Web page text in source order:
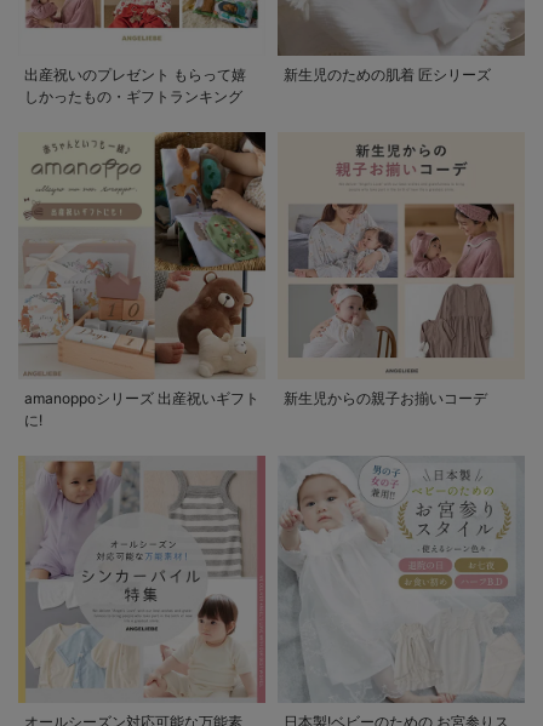
出産祝いのプレゼント もらって嬉
しかったもの・ギフトランキング
新生児のための肌着 匠シリーズ
amanoppoシリーズ 出産祝いギフト
に!
新生児からの親子お揃いコーデ
オールシーズン対応可能な万能素
日本製!ベビーのための お宮参りス